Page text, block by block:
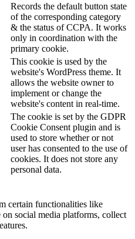
Records the default button state
of the corresponding category
& the status of CCPA. It works
only in coordination with the
primary cookie.
This cookie is used by the
website's WordPress theme. It
allows the website owner to
implement or change the
website's content in real-time.
The cookie is set by the GDPR
Cookie Consent plugin and is
used to store whether or not
user has consented to the use of
cookies. It does not store any
personal data.
certain functionalities like
social media platforms, collect